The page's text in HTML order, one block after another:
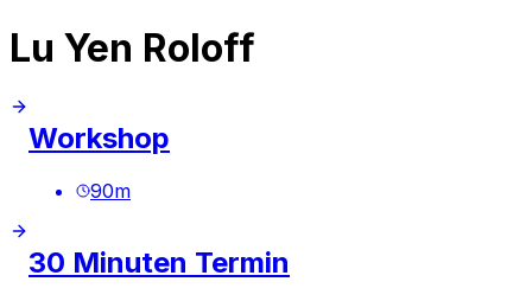
Lu Yen Roloff
Workshop
90m
30 Minuten Termin